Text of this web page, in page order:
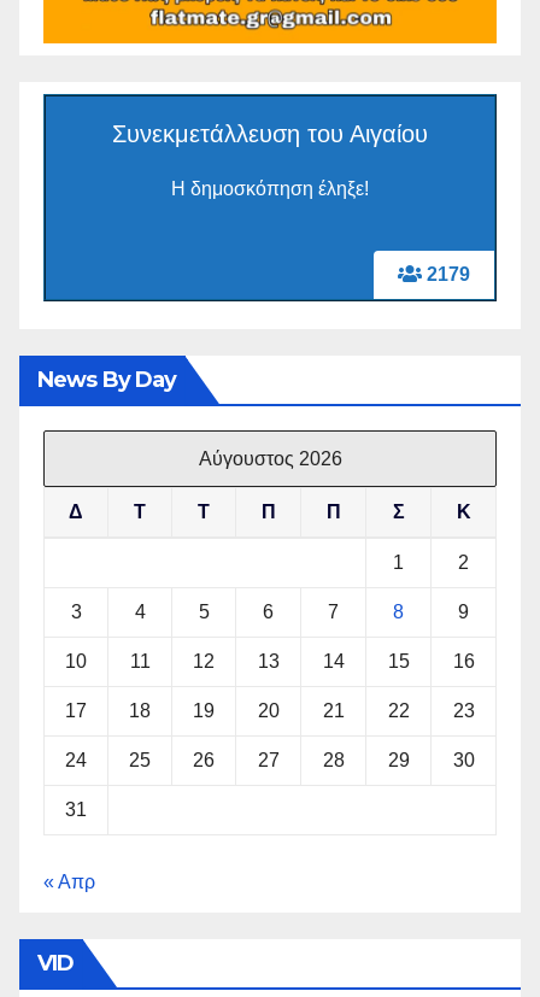
2179
Συνεκμετάλλευση του Αιγαίου
Η δημοσκόπηση έληξε!
News By Day
Αύγουστος 2026
Δ Τ Τ Π Π Σ Κ
1 2
3 4 5 6 7 8 9
10 11 12 13 14 15 16
17 18 19 20 21 22 23
24 25 26 27 28 29 30
31
« Απρ
VID